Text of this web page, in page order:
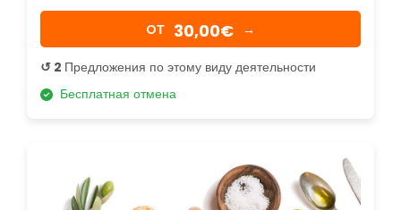
OТ 30,00€ →
↺ 2 Предложения по этому виду деятельности
Бесплатная отмена